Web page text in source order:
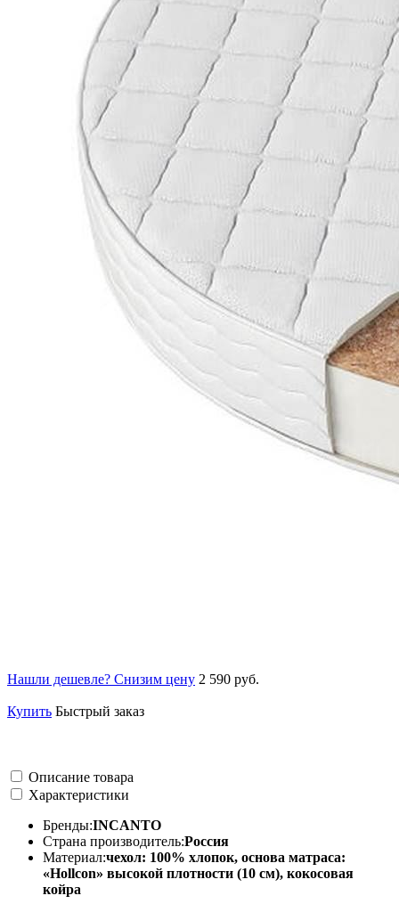
Нашли дешевле? Снизим цену 2 590 руб.
Купить Быстрый заказ
Описание товара
Характеристики
Бренды:INCANTO
Страна производитель:Россия
Материал:чехол: 100% хлопок, основа матраса:
«Hollcon» высокой плотности (10 см), кокосовая
койра